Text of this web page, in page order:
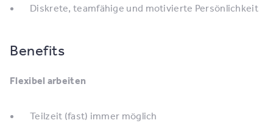
Diskrete, teamfähige und motivierte Persönlichkeit
Benefits
Flexibel arbeiten
Teilzeit (fast) immer möglich